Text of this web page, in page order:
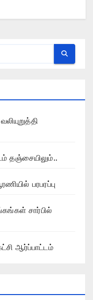
தஞ்சையிலும்..
பரபரப்பு
சார்பில்
ஆர்ப்பாட்டம்